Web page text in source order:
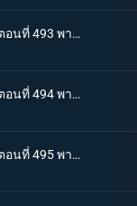
One piece วันพีช ตอนที่ 493 พากย์ไทย ลูฟี่กับเอส เรื่องราวการพบกันของพี่น้องทั้งสอง!
One piece วันพีช ตอนที่ 494 พากย์ไทย ซาโบะปรากฏตัว! เด็กชายจากเกรย์ เทอร์มินอล
One piece วันพีช ตอนที่ 495 พากย์ไทย ฉันจะไม่หนี! การช่วยเหลืออันแน่วแน่ของเอส